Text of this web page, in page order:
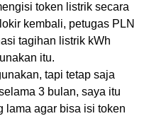
token listrik secara
kembali, petugas PLN
tagihan listrik kWh
itu.
tapi tetap saja
3 bulan, saya itu
lama agar bisa isi token